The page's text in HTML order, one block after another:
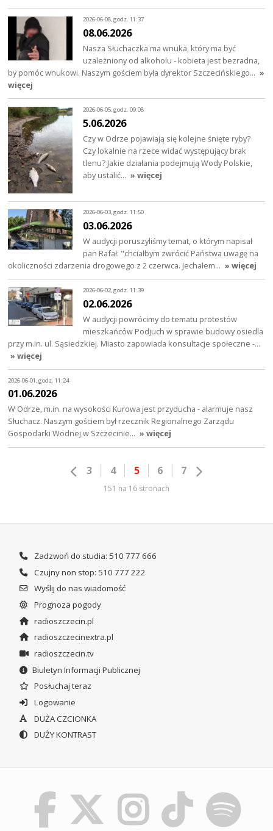
2026-06-08, godz. 11:37
08.06.2026
Nasza Słuchaczka ma wnuka, który ma być
uzależniony od alkoholu - kobieta jest bezradna,
by pomóc wnukowi. Naszym gościem była dyrektor Szczecińskiego… »
więcej
2026-06-05, godz. 09:08
5.06.2026
Czy w Odrze pojawiają się kolejne śnięte ryby?
Czy lokalnie na rzece widać występujący brak
tlenu? Jakie działania podejmują Wody Polskie,
aby ustalić… » więcej
2026-06-03, godz. 11:50
03.06.2026
W audycji poruszyliśmy temat, o którym napisał
pan Rafał: "chciałbym zwrócić Państwa uwagę na
okoliczności zdarzenia drogowego z 2 czerwca. Jechałem… » więcej
2026-06-02, godz. 11:39
02.06.2026
W audycji powrócimy do tematu protestów
mieszkańców Podjuch w sprawie budowy osiedla
przy m.in. ul. Sąsiedzkiej. Miasto zapowiada konsultacje społeczne -…
» więcej
2026-06-01, godz. 11:24
01.06.2026
W Odrze, m.in. na wysokości Kurowa jest przyducha - alarmuje nasz
Słuchacz. Naszym gościem był rzecznik Regionalnego Zarządu
Gospodarki Wodnej w Szczecinie… » więcej
3 4 5 6 7
151 na 16 stronach
Zadzwoń do studia: 510 777 666
Czujny non stop: 510 777 222
Wyślij do nas wiadomość
Prognoza pogody
radioszczecin.pl
radioszczecinextra.pl
radioszczecin.tv
Biuletyn Informacji Publicznej
Posłuchaj teraz
Logowanie
DUŻA CZCIONKA
DUŻY KONTRAST